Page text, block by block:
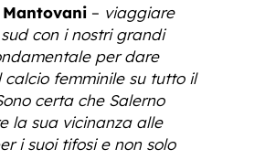
Mantovani – viaggiare
con i nostri grandi
per dare
calcio femminile su tutto il
certa che Salerno
la sua vicinanza alle
i suoi tifosi e non solo